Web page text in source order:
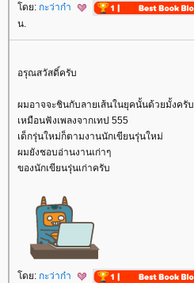
ดย: กะว่าก๋า
น.
อรุณสวัสดิ์ครับ
ผมอาจจะชินกับลายเส้นในยุคนั้นด้วยมั้งครับ
เหมือนฟังเพลงจากเทป 555
เด็กรุ่นใหม่ก็ตามงานนักเขียนรุ่นใหม่
ผมยังชอบอ่านงานเก่าๆ
ของนักเขียนรุ่นเก่าครับ
ดย: กะว่าก๋า